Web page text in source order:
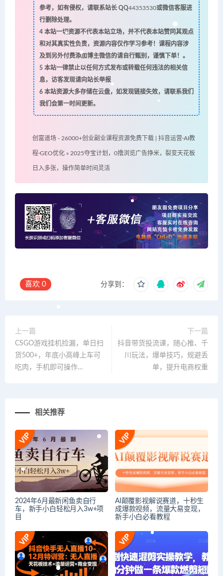
参考，如有侵权，请联系站长 QQ44353530或微信客服进
行删除处理。
4本站一切资源不代表本站立场，并不代表本站赞同其观点
和对其真实性负责，资源内容仅作学习参考！课程内容涉
及到另外付费添加博主微信的请自行甄别，谨慎下单！。
5本站一律禁止以任何方式发布或转载任何违法的相关信
息，访客发现请向站长举报
6本站资源大多存储在云盘，如发现链接失效，请联系我们
我们会第一时间更新。
创富道场 - 26000+创业副业课程资源免费下载 | 抖音运营·AI教
程·GEO优化 » 2025夺宝计划，0撸浏览广告挣米，裂变天花板
日入多张，操作简单时间灵活
喜欢 0 分享到：
上一篇
CSGO游戏挂机捡漏，单日扫
货500+，年底小高峰上车可
吃肉，手机即可操作…
下一篇
抖音带货投流课，随心推、千
川玩法，爆单技巧，规避丢
单，提升电商权重
相关推荐
2024年6月最新闲鱼卖自行
车，新手小白轻松月入3w+项
目
AI颠覆影视解说赛道，十秒生
成爆款视频，流量大易变现，
新手小白必看教程